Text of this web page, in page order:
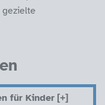
gezielte
für Kinder